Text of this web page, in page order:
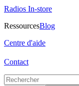
Radios In-store
RessourcesBlog
Centre d'aide
Contact